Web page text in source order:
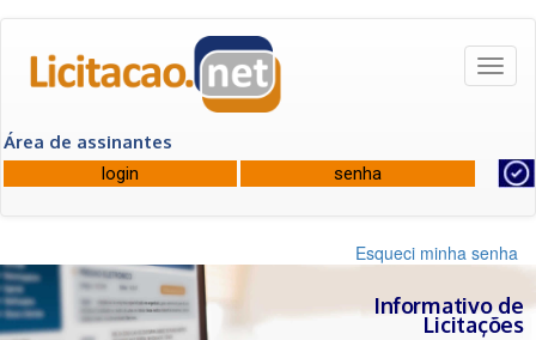
Área de assinantes
Esqueci minha senha
Informativo de
Licitações